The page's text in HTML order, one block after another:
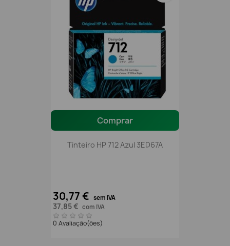
Comprar
Tinteiro HP 712 Azul 3ED67A
30,77 € sem IVA
37,85 € com IVA
0 Avaliação(ões)